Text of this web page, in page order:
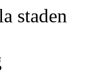
staden